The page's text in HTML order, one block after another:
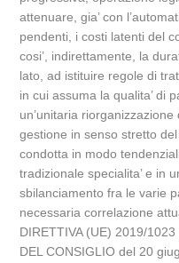
attenuare, gia’ con
pendenti, i costi latenti del
cosi’, indirettamente, la
lato, ad istituire regole di
in cui assuma la qualita’ di
un’unitaria
gestione in senso stretto
condotta in modo
tradizionale specialita’ e in
sbilanciamento fra le varie
necessaria correlazione
DIRETTIVA (UE) 2019/
DEL CONSIGLIO del 20